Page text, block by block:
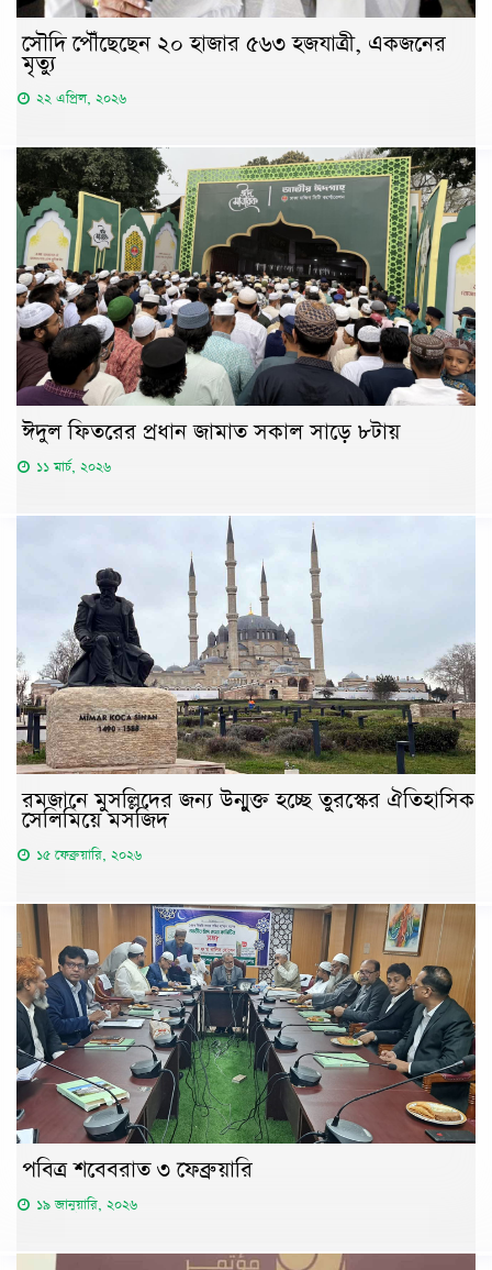
সৌদি পৌঁছেছেন ২০ হাজার ৫৬৩ হজযাত্রী, একজনের
মৃত্যু
২২ এপ্রিল, ২০২৬
ঈদুল ফিতরের প্রধান জামাত সকাল সাড়ে ৮টায়
১১ মার্চ, ২০২৬
রমজানে মুসল্লিদের জন্য উন্মুক্ত হচ্ছে তুরস্কের ঐতিহাসিক
সেলিমিয়ে মসজিদ
১৫ ফেব্রুয়ারি, ২০২৬
পবিত্র শবেবরাত ৩ ফেব্রুয়ারি
১৯ জানুয়ারি, ২০২৬